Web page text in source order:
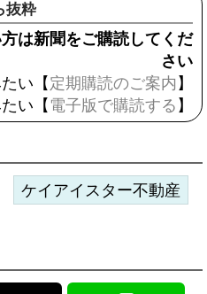
抜粋
は新聞をご購読してくだ
さい
い【 定期購読のご案内 】
い【 電子版で購読する 】
ケイアイスター不動産